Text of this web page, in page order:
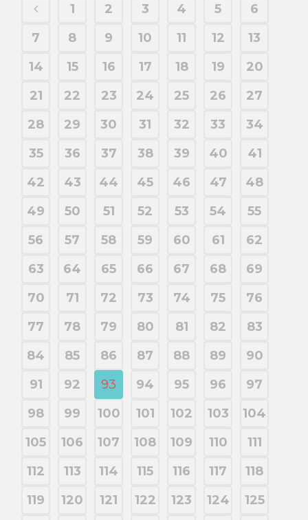
1 2 3 4 5
6
7
8 9 10 11 12
13
14
15 16 17 18 19
20
21
22 23 24 25 26
27
28
29 30 31 32 33
34
35
36 37 38 39 40
41
42
43 44 45 46 47
48
49
50 51 52 53 54
55
56
57 58 59 60 61
62
63
64 65 66 67 68
69
70
71 72 73 74 75
76
77
78 79 80 81 82
83
84
85 86 87 88 89
90
91
92 93 94 95 96
97
98
99 100 101 102 103
104
105
106 107 108 109 110
111
112
113 114 115 116 117
118
119
120 121 122 123 124
125